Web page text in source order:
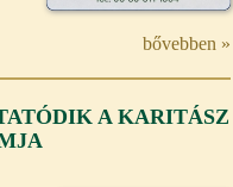
bővebben »
A KARITÁSZ